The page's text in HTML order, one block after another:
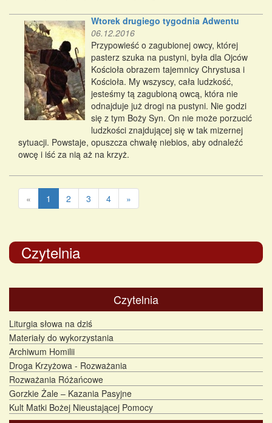
Wtorek drugiego tygodnia Adwentu
06.12.2016
Przypowieść o zagubionej owcy, której
pasterz szuka na pustyni, była dla Ojców
Kościoła obrazem tajemnicy Chrystusa i
Kościoła. My wszyscy, cała ludzkość,
jesteśmy tą zagubioną owcą, która nie
odnajduje już drogi na pustyni. Nie godzi
się z tym Boży Syn. On nie może porzucić
ludzkości znajdującej się w tak mizernej
sytuacji. Powstaje, opuszcza chwałę niebios, aby odnaleźć
owcę i iść za nią aż na krzyż.
« 1 2 3 4 »
Czytelnia
Czytelnia
Liturgia słowa na dziś
Materiały do wykorzystania
Archiwum Homilii
Droga Krzyżowa - Rozważania
Rozważania Różańcowe
Gorzkie Żale – Kazania Pasyjne
Kult Matki Bożej Nieustającej Pomocy